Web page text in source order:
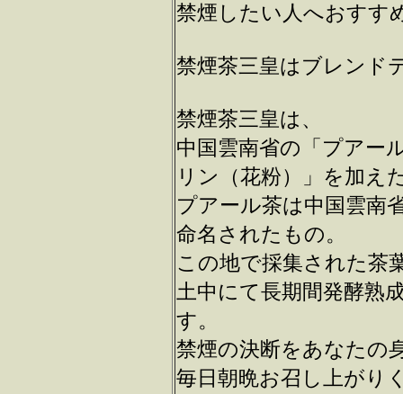
禁煙したい人へおすす
禁煙茶三皇はブレンド
禁煙茶三皇は、
中国雲南省の「プアー
リン（花粉）」を加え
プアール茶は中国雲南
命名されたもの。
この地で採集された茶
土中にて長期間発酵熟
す。
禁煙の決断をあなたの
毎日朝晩お召し上がり